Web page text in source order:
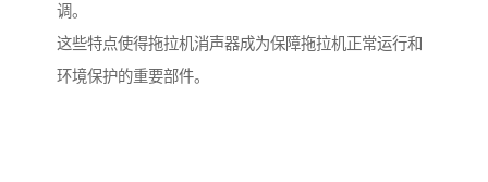
调。
这些特点使得拖拉机消声器成为保障拖拉机正常运行和
环境保护的重要部件。